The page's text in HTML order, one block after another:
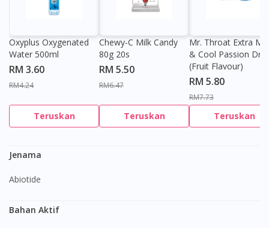
Oxyplus Oxygenated
Water 500ml
RM 3.60
RM4.24
Teruskan
Chewy-C Milk Candy
80g 20s
RM 5.50
RM6.47
Teruskan
Mr. Throat Extra
& Cool Passion
(Fruit Flavour)
RM 5.80
RM7.73
Teruskan
Jenama
Abiotide
Bahan Aktif